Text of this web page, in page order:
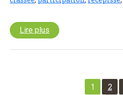
Lire plus
1 2